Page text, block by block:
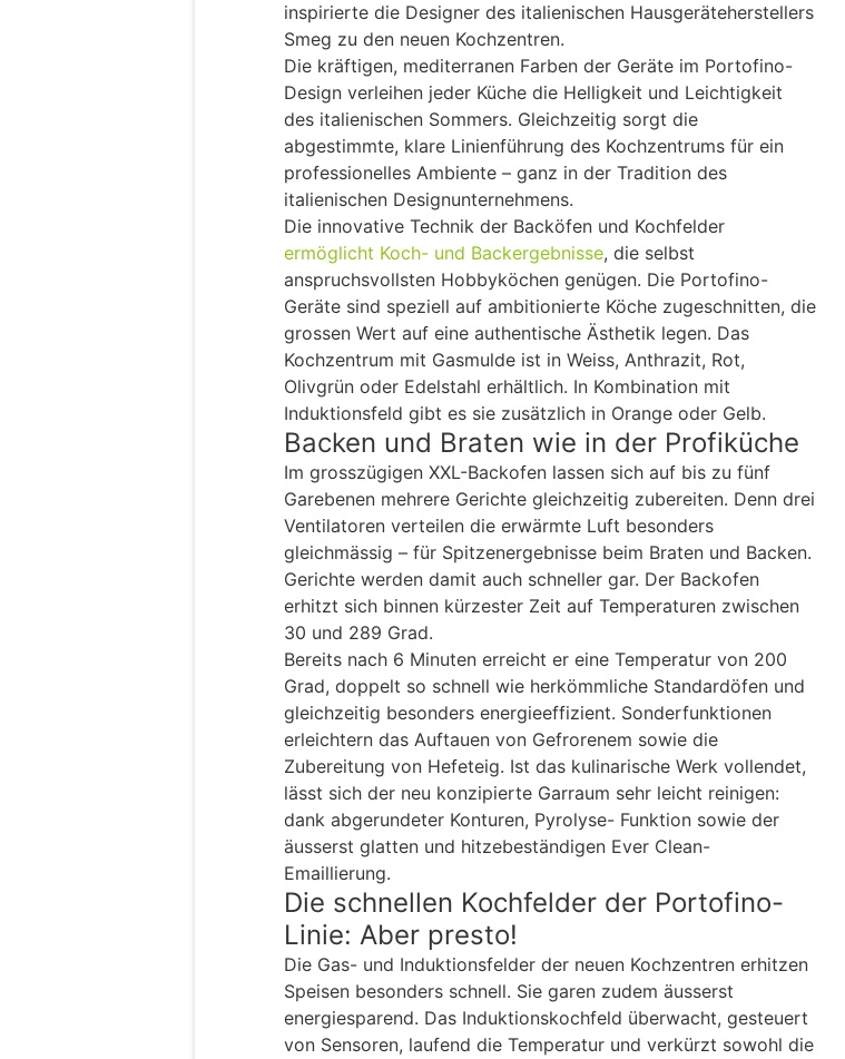
inspirierte die Designer des italienischen Hausgeräteherstellers
Smeg zu den neuen Kochzentren.
Die kräftigen, mediterranen Farben der Geräte im Portofino-
Design verleihen jeder Küche die Helligkeit und Leichtigkeit
des italienischen Sommers. Gleichzeitig sorgt die
abgestimmte, klare Linienführung des Kochzentrums für ein
professionelles Ambiente – ganz in der Tradition des
italienischen Designunternehmens.
Die innovative Technik der Backöfen und Kochfelder
ermöglicht Koch- und Backergebnisse, die selbst
anspruchsvollsten Hobbyköchen genügen. Die Portofino-
Geräte sind speziell auf ambitionierte Köche zugeschnitten, die
grossen Wert auf eine authentische Ästhetik legen. Das
Kochzentrum mit Gasmulde ist in Weiss, Anthrazit, Rot,
Olivgrün oder Edelstahl erhältlich. In Kombination mit
Induktionsfeld gibt es sie zusätzlich in Orange oder Gelb.
Backen und Braten wie in der Profiküche
Im grosszügigen XXL-Backofen lassen sich auf bis zu fünf
Garebenen mehrere Gerichte gleichzeitig zubereiten. Denn drei
Ventilatoren verteilen die erwärmte Luft besonders
gleichmässig – für Spitzenergebnisse beim Braten und Backen.
Gerichte werden damit auch schneller gar. Der Backofen
erhitzt sich binnen kürzester Zeit auf Temperaturen zwischen
30 und 289 Grad.
Bereits nach 6 Minuten erreicht er eine Temperatur von 200
Grad, doppelt so schnell wie herkömmliche Standardöfen und
gleichzeitig besonders energieeffizient. Sonderfunktionen
erleichtern das Auftauen von Gefrorenem sowie die
Zubereitung von Hefeteig. Ist das kulinarische Werk vollendet,
lässt sich der neu konzipierte Garraum sehr leicht reinigen:
dank abgerundeter Konturen, Pyrolyse- Funktion sowie der
äusserst glatten und hitzebeständigen Ever Clean-
Emaillierung.
Die schnellen Kochfelder der Portofino-
Linie: Aber presto!
Die Gas- und Induktionsfelder der neuen Kochzentren erhitzen
Speisen besonders schnell. Sie garen zudem äusserst
energiesparend. Das Induktionskochfeld überwacht, gesteuert
von Sensoren, laufend die Temperatur und verkürzt sowohl die